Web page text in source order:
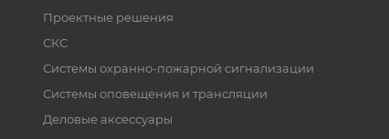
Проектные решения
СКС
Системы охранно-пожарной сигнализации
Системы оповещения и трансляции
Деловые аксессуары